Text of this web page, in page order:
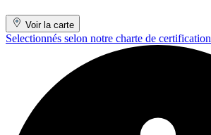
Voir la carte
Selectionnés selon notre charte de certification